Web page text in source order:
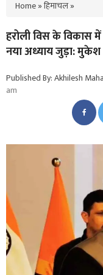
Home»हिमाचल»
हरोली विस के विकास
नया अध्याय जुड़ा: मुकेश
Published By: Akhilesh
am